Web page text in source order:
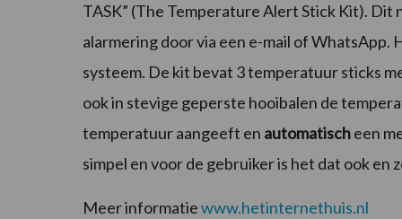
TASK” (The Temperature Alert Stick Kit). Dit
alarmering door via een e-mail of
systeem. De kit bevat 3 temperatuur sticks
ook in stevige geperste hooibalen de
temperatuur aangeeft en automatischeen
simpel en voor de gebruiker is het dat ook en
Meer informatiewww.hetinternethuis.nl